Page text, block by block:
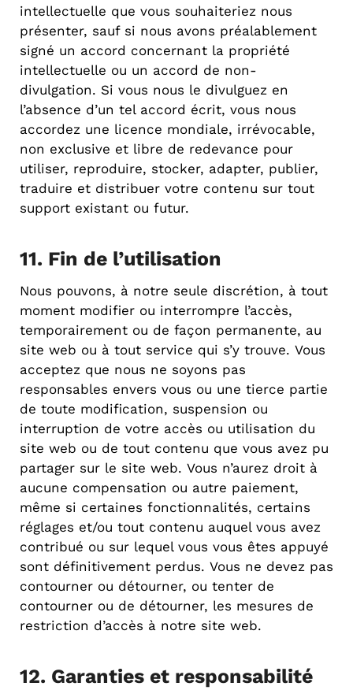
intellectuelle que vous souhaiteriez nous
présenter, sauf si nous avons préalablement
signé un accord concernant la propriété
intellectuelle ou un accord de non-
divulgation. Si vous nous le divulguez en
l’absence d’un tel accord écrit, vous nous
accordez une licence mondiale, irrévocable,
non exclusive et libre de redevance pour
utiliser, reproduire, stocker, adapter, publier,
traduire et distribuer votre contenu sur tout
support existant ou futur.
11. Fin de l’utilisation
Nous pouvons, à notre seule discrétion, à tout
moment modifier ou interrompre l’accès,
temporairement ou de façon permanente, au
site web ou à tout service qui s’y trouve. Vous
acceptez que nous ne soyons pas
responsables envers vous ou une tierce partie
de toute modification, suspension ou
interruption de votre accès ou utilisation du
site web ou de tout contenu que vous avez pu
partager sur le site web. Vous n’aurez droit à
aucune compensation ou autre paiement,
même si certaines fonctionnalités, certains
réglages et/ou tout contenu auquel vous avez
contribué ou sur lequel vous vous êtes appuyé
sont définitivement perdus. Vous ne devez pas
contourner ou détourner, ou tenter de
contourner ou de détourner, les mesures de
restriction d’accès à notre site web.
12. Garanties et responsabilité